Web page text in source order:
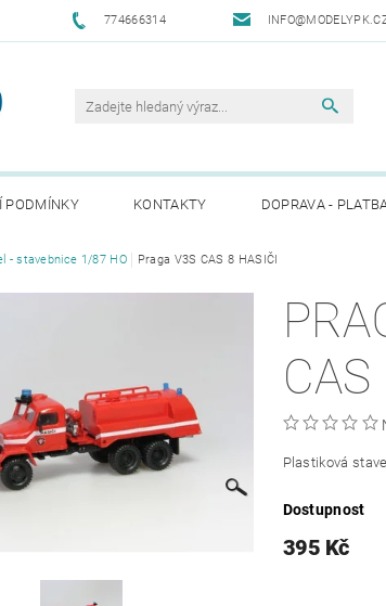
774666314
PODMÍNKY KONTAKTY DOPRAVA -
- stavebnice 1/87 HO Praga V3S CAS 8 HASIČI
Plastiková
Dostupnost
395 Kč